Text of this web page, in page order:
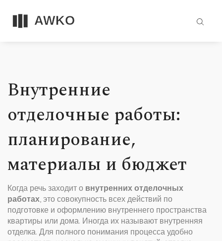
Внутренние
отделочные работы:
планирование,
материалы и бюджет
Когда речь заходит о внутренних отделочных
работах, это совокупность всех действий по
подготовке и оформлению внутреннего пространства
квартиры или дома. Иногда их называют внутренняя
отделка. Для полного понимания процесса удобно